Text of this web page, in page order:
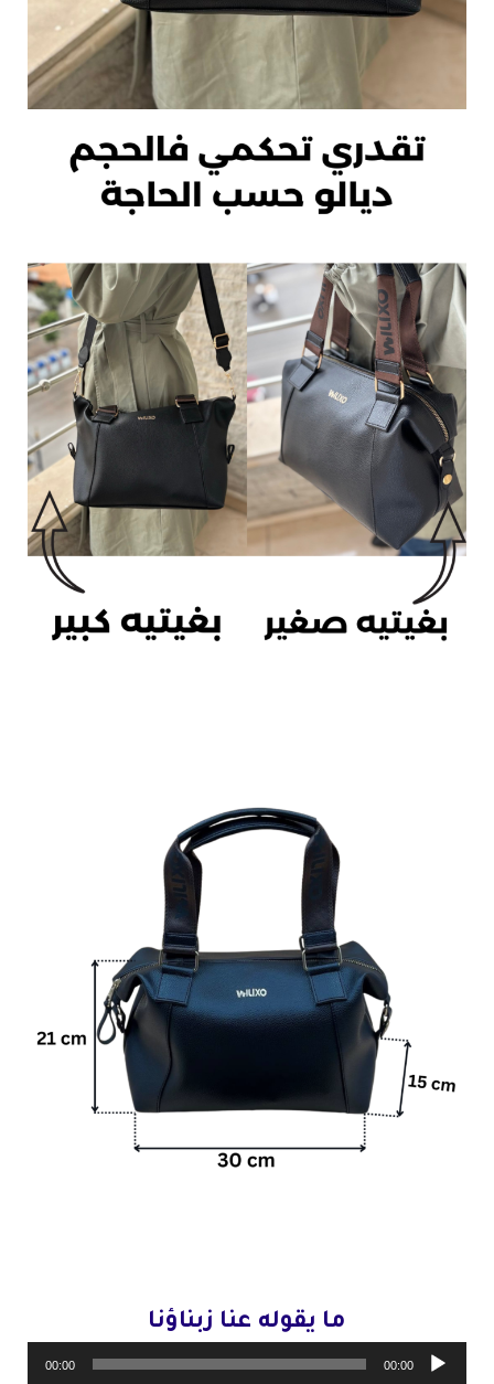
ما يقوله عنا زبناؤنا
مشغل
00:00
00:00